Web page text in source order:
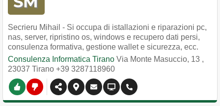
Secrieru Mihail - Si occupa di istallazioni e riparazioni pc,
nas, server, ripristino os, windows e recupero dati persi,
consulenza formativa, gestione wallet e sicurezza, ecc.
Consulenza Informatica Tirano Via Monte Masuccio, 13 ,
23037 Tirano +39 3287118960